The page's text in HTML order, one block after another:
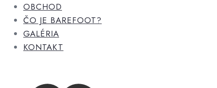
OBCHOD
ČO JE BAREFOOT?
GALÉRIA
KONTAKT